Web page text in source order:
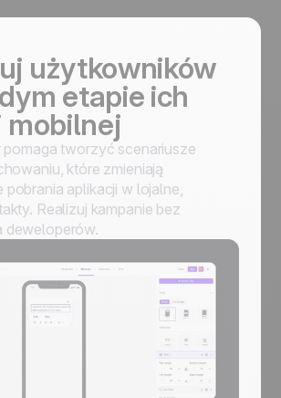
użytkowników
etapie ich
mobilnej
pomaga tworzyć scenariusze
które zmieniają
aplikacji w lojalne,
Realizuj kampanie bez
deweloperów.